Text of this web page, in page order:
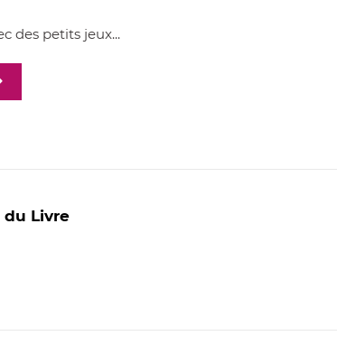
des petits jeux...
du Livre